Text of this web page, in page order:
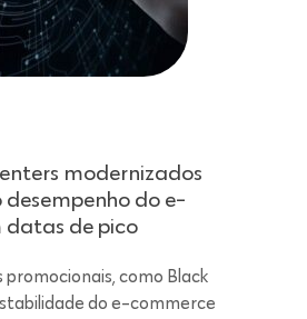
modernizados
do e-
datas de pico
promocionais, como Black
do e-commerce